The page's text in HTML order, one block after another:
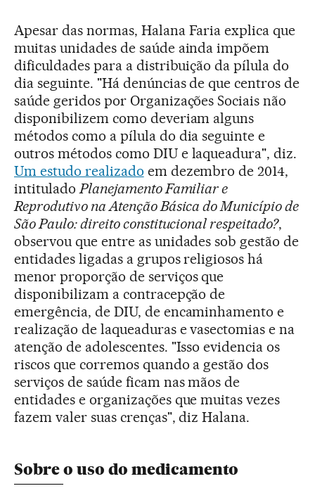
Apesar das normas, Halana Faria explica que
muitas unidades de saúde ainda impõem
dificuldades para a distribuição da pílula do
dia seguinte. "Há denúncias de que centros de
saúde geridos por Organizações Sociais não
disponibilizem como deveriam alguns
métodos como a pílula do dia seguinte e
outros métodos como DIU e laqueadura", diz.
Um estudo realizado em dezembro de 2014,
intituladoPlanejamento Familiar e
Reprodutivo na Atenção Básica do Município de
São Paulo: direito constitucional respeitado?,
observou que entre as unidades sob gestão de
entidades ligadas a grupos religiosos há
menor proporção de serviços que
disponibilizam a contracepção de
emergência, de DIU, de encaminhamento e
realização de laqueaduras e vasectomias e na
atenção de adolescentes. "Isso evidencia os
riscos que corremos quando a gestão dos
serviços de saúde ficam nas mãos de
entidades e organizações que muitas vezes
fazem valer suas crenças", diz Halana.
Sobre o uso do medicamento